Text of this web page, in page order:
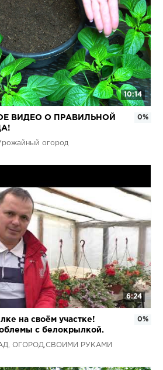
10:14
ВИДЕО О ПРАВИЛЬНОЙ
огород
0%
6:24
на своём участке!
с белокрылкой.
ОГОРОД,СВОИМИ РУКАМИ
0%